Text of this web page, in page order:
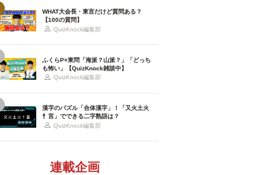
WHAT大会長・東言だけど質問ある？
【100の質問】
QuizKnock編集部
ふくらP×東問「海派？山派？」「どっち
も怖い」【QuizKnock雑談中】
QuizKnock編集部
漢字のパズル「合体漢字」！「又火土火
忄言」でできる二字熟語は？
QuizKnock編集部
連載企画